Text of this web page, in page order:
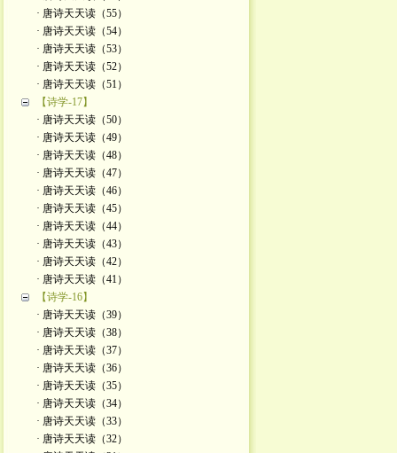
· 唐诗天天读（55）
· 唐诗天天读（54）
· 唐诗天天读（53）
· 唐诗天天读（52）
· 唐诗天天读（51）
【诗学-17】
· 唐诗天天读（50）
· 唐诗天天读（49）
· 唐诗天天读（48）
· 唐诗天天读（47）
· 唐诗天天读（46）
· 唐诗天天读（45）
· 唐诗天天读（44）
· 唐诗天天读（43）
· 唐诗天天读（42）
· 唐诗天天读（41）
【诗学-16】
· 唐诗天天读（39）
· 唐诗天天读（38）
· 唐诗天天读（37）
· 唐诗天天读（36）
· 唐诗天天读（35）
· 唐诗天天读（34）
· 唐诗天天读（33）
· 唐诗天天读（32）